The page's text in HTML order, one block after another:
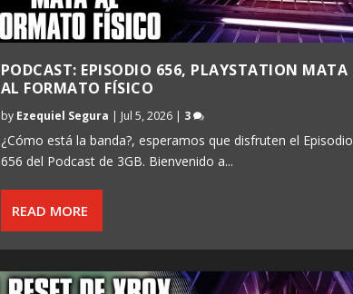
PODCAST: EPISODIO 656, PLAYSTATION MATA
AL FORMATO FÍSICO
by Ezequiel Segura | Jul 5, 2026| 3
¿Cómo está la banda?, esperamos que disfruten el Episodio
656 del Podcast de 3GB. Bienvenido a...
READ MORE